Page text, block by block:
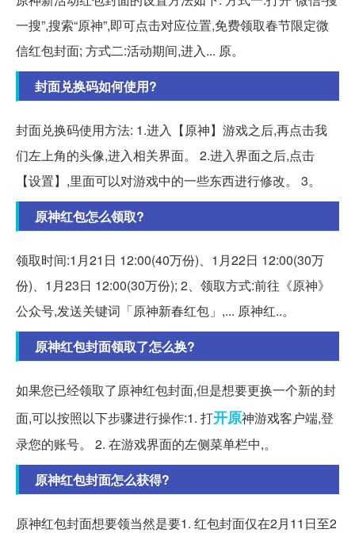
一搜”,搜索“原神”,即可点击对应位置,免费领取春节限定微
信红包封面; 方式二:活动期间,进入... 原。
封面兑换码如何使用?
封面兑换码使用方法: 1.进入【原神】游戏之后,再点击我
们左上角的头像,进入相关界面。 2.进入界面之后,点击
【设置】,里面可以对游戏中的一些东西进行修改。 3。
原神红包怎么领取?
领取时间:1月21日 12:00(40万份)、1月22日 12:00(30万
份)、1月23日 12:00(30万份); 2、领取方式:前往《原神》
公众号,发送关键词「原神新春红包」,... 原神红..。
原神红包封面领取了怎么换?
如果您已经领取了原神红包封面,但是想要更换一个新的封
面,可以按照以下步骤进行操作:1. 打开原神游戏客户端,登
录您的账号。 2. 在游戏界面的左侧菜单栏中,。
原神红包封面怎么获得?
原神红包封面想要领当然是要1. 红包封面仅在2月11日至2